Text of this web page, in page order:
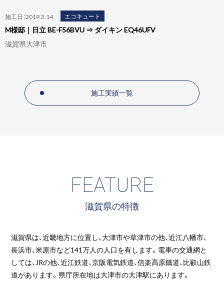
施工日：2019.3.14 エコキュート
M様邸｜日立 BE-F56BVU ⇒ ダイキン EQ46UFV
滋賀県大津市
施工実績一覧
FEATURE
滋賀県の特徴
滋賀県は、近畿地方に位置し、大津市や草津市の他、近江八幡市、
長浜市、米原市など141万人の人口を有します。電車の交通網と
しては、JRの他、近江鉄道、京阪電気鉄道、信楽高原鐡道、比叡山鉄
道があります。県庁所在地は大津市の大津駅にあります。